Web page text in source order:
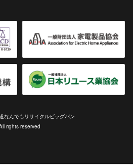
なんでもリサイクルビッグバン
rights reserved